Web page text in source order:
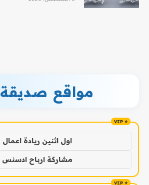
مواقع صديقة
اول اثنين ريادة اعمال
مشاركة ارباح ادسنس